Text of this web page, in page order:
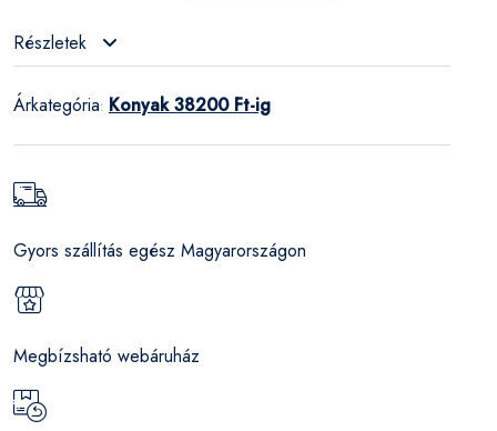
Részletek
Árkategória: Konyak 38200 Ft-ig
Gyors szállítás egész Magyarországon
Megbízsható webáruház